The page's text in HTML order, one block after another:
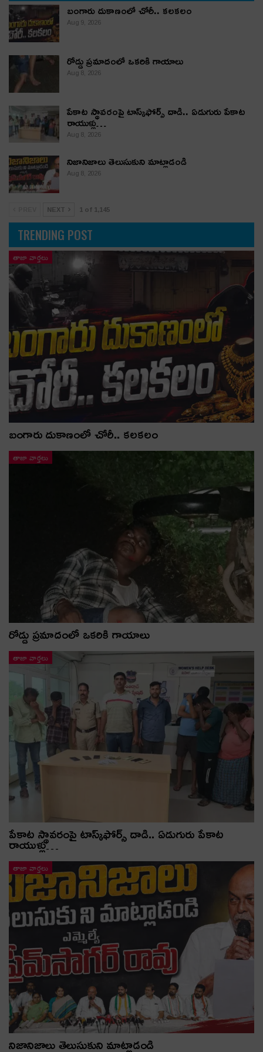
బంగారు దుకాణంలో చోరీ.. కలకలం
Aug 9, 2026
రోడ్డు ప్రమాదంలో ఒకరికి గాయాలు
Aug 8, 2026
పేకాట స్థావరంపై టాస్క్‌ఫోర్స్ దాడి.. ఏడుగురు పేకాట
రాయుళ్లు…
Aug 8, 2026
నిజానిజాలు తెలుసుకుని మాట్లాడండి
Aug 8, 2026
NEXT 1 of 1,145
TRENDING POST
తాజా వార్తలు
బంగారు దుకాణంలో చోరీ.. కలకలం
తాజా వార్తలు
రోడ్డు ప్రమాదంలో ఒకరికి గాయాలు
తాజా వార్తలు
పేకాట స్థావరంపై టాస్క్‌ఫోర్స్ దాడి.. ఏడుగురు పేకాట
రాయుళ్లు…
తాజా వార్తలు
నిజానిజాలు తెలుసుకుని మాట్లాడండి